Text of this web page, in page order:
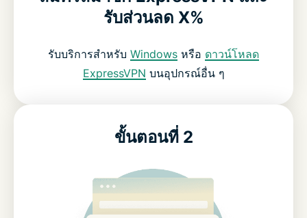
รับส่วนลด X%
รับบริการสำหรับ Windows หรือ ดาวน์โหลด
ExpressVPN บนอุปกรณ์อื่น ๆ
ขั้นตอนที่ 2